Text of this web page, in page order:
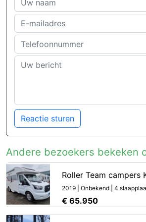
Reactie sturen
Andere bezoekers bekeken
Roller Team campers
2019 | Onbekend | 4
€ 65.950